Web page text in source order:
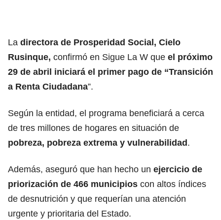
La directora de Prosperidad Social, Cielo
Rusinque, confirmó en Sigue La W que el próximo
29 de abril iniciará el primer pago de “Transición
a Renta Ciudadana”.
Según la entidad, el programa beneficiará a cerca
de tres millones de hogares en situación de
pobreza, pobreza extrema y vulnerabilidad.
Además, aseguró que han hecho un ejercicio de
priorización de 466 municipios con altos índices
de desnutrición y que requerían una atención
urgente y prioritaria del Estado.